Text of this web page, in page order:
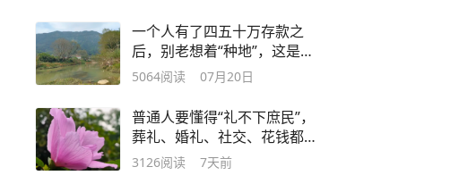
一个人有了四五十万存款之
后，别老想着“种地”，这是很
烧钱的事
5064阅读 07月20日
普通人要懂得“礼不下庶民”，
葬礼、婚礼、社交、花钱都能
体现
3126阅读 7天前